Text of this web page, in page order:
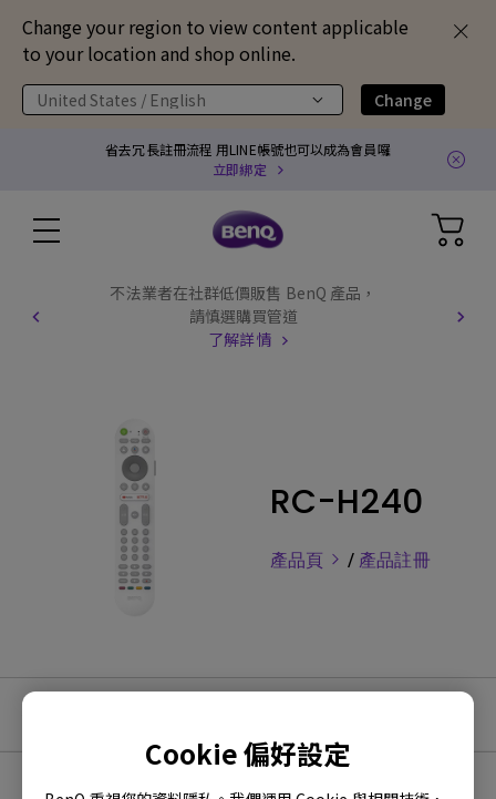
Change your region to view content applicable
to your location and shop online.
United States / English Change
Cookie 偏好設定
省去冗長註冊流程 用LINE帳號也可以成為會員囉
立即綁定
不法業者在社群低價販售 BenQ 產品，
請慎選購買管道
了解詳情
RC-H240
產品頁 / 產品註冊